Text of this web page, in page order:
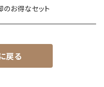
のお得なセット
戻る